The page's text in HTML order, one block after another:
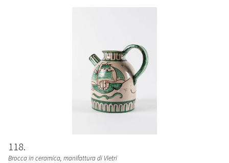
118
Brocca in ceramica, manifattura di Vietri